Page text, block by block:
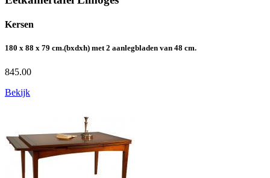
Kersen
180 x 88 x 79 cm.(bxdxh) met 2 aanlegbladen van 48 cm.
845.00
Bekijk